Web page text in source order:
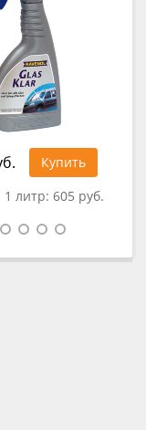
Купить
1 литр: 605 руб.